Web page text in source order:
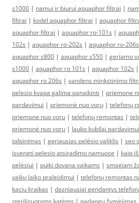
s1000 | namui ir biurui aquaphor filtrai |
filtrai | kodel aquaphor filtrai | aquaphor
aquaphor filtrai | aquaphor ro-101s |
102s | aquaphor ro-202s | aquaphor ro-206s
aquaphor s800 | aquaphor s550 | geriamo
s1000 | aquaphor ro 101s | aquaphor 102s |
aquaphor ro 206s | vandens minkstinimo
pelesio kvapa galima panaikinti | priemone
pardavimui | priemonė nuo vorų | telefonų
priemone nuo voru | telefonų remontas |
priemonė nuo vorų | lauko kubilai pardavimui
talpinimas | geriausias pelėsio valiklis | seo
isvengti pelesio atsiradimo namuose | kaip
pelėsiui | puiki dovana vaikams | smagiam
vaikų laiko praleidimui | telefonų remontas
kaciu kraikas | dazniausiai gendantys